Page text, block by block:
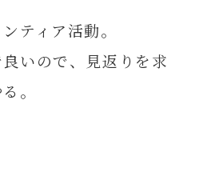
ティア活動。
いので、見返りを求
。